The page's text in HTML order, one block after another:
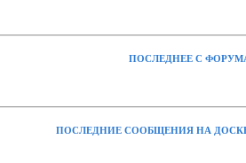
ПОСЛЕДНЕЕ С
ПОСЛЕДНИЕ СООБЩЕНИЯ НА